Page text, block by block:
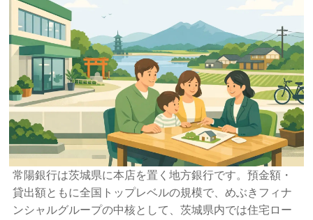
常陽銀行は茨城県に本店を置く地方銀行です。預金額・
貸出額ともに全国トップレベルの規模で、めぶきフィナ
ンシャルグループの中核として、茨城県内では住宅ロー